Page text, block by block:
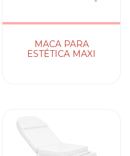
MACA PARA
ESTÉTICA MAXI